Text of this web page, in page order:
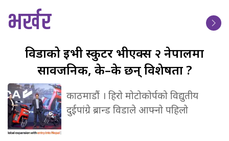
भर्खर
विडाकोईभी स्कुटर भीएक्स २ नेपालमा
सार्वजनिक, के–के छन् विशेषता ?
काठमाडौं । हिरो मोटोकोर्पको विद्युतीय
दुईपांग्रे ब्रान्ड विडाले आफ्नो पहिलो